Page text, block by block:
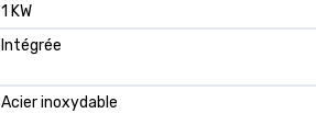
‎1 KW
‎Intégrée
‎Acier inoxydable